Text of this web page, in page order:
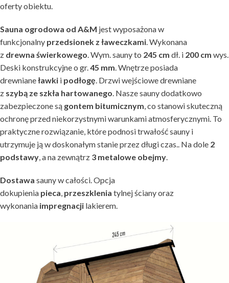
oferty obiektu.
Sauna ogrodowa od A&M jest wyposażona w
funkcjonalny przedsionek z ławeczkami. Wykonana
z drewna świerkowego. Wym. sauny to 245 cm dł. i 200 cm wys.
Deski konstrukcyjne o gr.45 mm. Wnętrze posiada
drewnianeławki i podłogę. Drzwi wejściowe drewniane
z szybą ze szkła hartowanego. Nasze sauny dodatkowo
zabezpieczone są gontem bitumicznym, co stanowi skuteczną
ochronę przed niekorzystnymi warunkami atmosferycznymi. To
praktyczne rozwiązanie, które podnosi trwałość sauny i
utrzymuje ją w doskonałym stanie przez długi czas.. Na dole 2
podstawy, a na zewnątrz 3 metalowe obejmy.
Dostawa sauny w całości. Opcja
dokupienia pieca, przeszklenia tylnej ściany oraz
wykonania impregnacji lakierem.